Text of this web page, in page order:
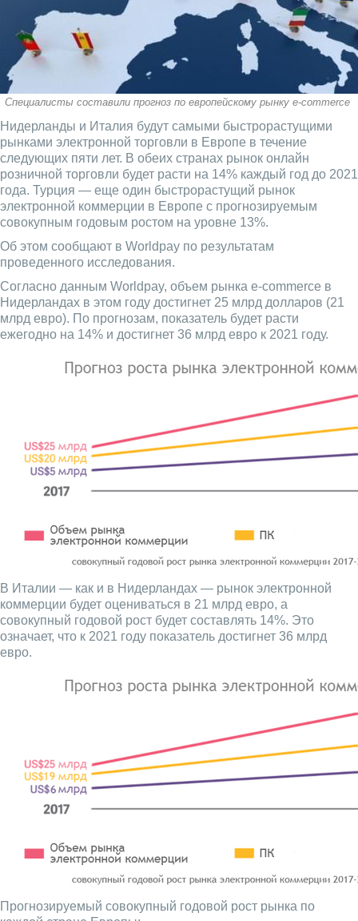
Специалисты составили прогноз по европейскому рынку e-commerce
Нидерланды и Италия будут самыми быстрорастущими
рынками электронной торговли в Европе в течение
следующих пяти лет. В обеих странах рынок онлайн
розничной торговли будет расти на 14% каждый год до 2021
года. Турция — еще один быстрорастущий рынок
электронной коммерции в Европе с прогнозируемым
совокупным годовым ростом на уровне 13%.
Об этом сообщают в Worldpay по результатам
проведенного исследования.
Согласно данным Worldpay, объем рынка e-commerce в
Нидерландах в этом году достигнет 25 млрд долларов (21
млрд евро). По прогнозам, показатель будет расти
ежегодно на 14% и достигнет 36 млрд евро к 2021 году.
В Италии — как и в Нидерландах — рынок электронной
коммерции будет оцениваться в 21 млрд евро, а
совокупный годовой рост будет составлять 14%. Это
означает, что к 2021 году показатель достигнет 36 млрд
евро.
Прогнозируемый совокупный годовой рост рынка по